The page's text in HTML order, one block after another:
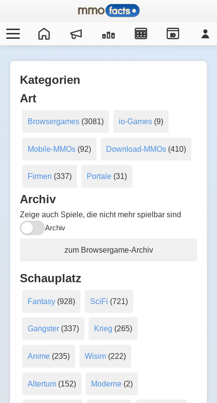
IO
Kategorien
Art
Browsergames(3081) io-Games (9)
Mobile-MMOs(92) Download-MMOs (410)
Firmen (337) Portale (31)
Archiv
Zeige auch Spiele, die nicht mehr spielbar sind
Archiv
zum Browsergame-Archiv
Schauplatz
Fantasy(928) SciFi (721)
Gangster(337) Krieg (265)
Anime(235) Wisim (222)
Altertum(152) Moderne (2)